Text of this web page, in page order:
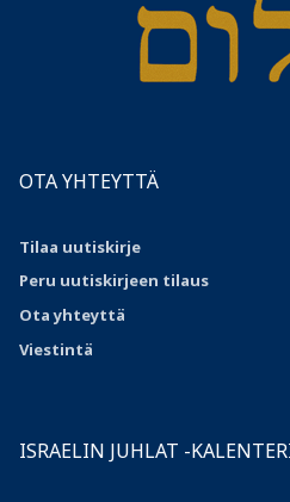
OTA YHTEYTTÄ
Tilaa uutiskirje
Peru uutiskirjeen tilaus
Otayhteyttä
Viestintä
ISRAELIN JUHLAT -